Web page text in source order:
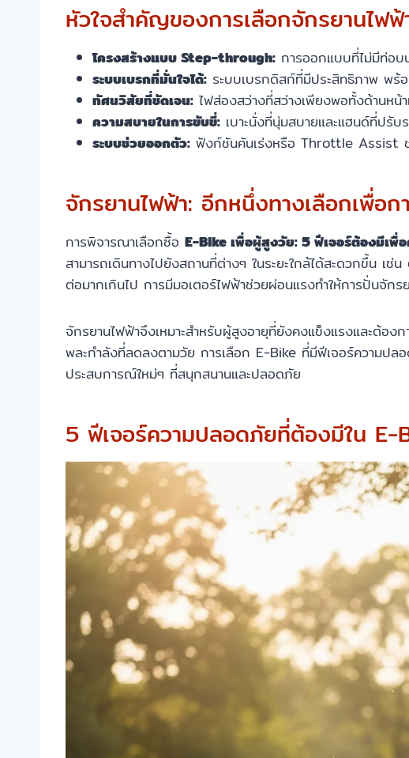
หัวใจสำคัญของการเลือกจักรยานไฟ
โครงสร้างแบบ Step-through: การออกแบบที่ไม่มีท่อบ
ระบบเบรกที่มั่นใจได้: ระบบเบรกดิสก์ที่มีประสิทธิภาพ พร้
ทัศนวิสัยที่ชัดเจน: ไฟส่องสว่างที่สว่างเพียงพอทั้งด้านห
ความสบายในการขับขี่: เบาะนั่งที่นุ่มสบายและแฮนด์ที่ปรั
ระบบช่วยออกตัว: ฟังก์ชันคันเร่งหรือ Throttle Assist
จักรยานไฟฟ้า: อีกหนึ่งทางเลือกเพื่อ
การพิจารณาเลือกซื้อ E-Bike เพื่อผู้สูงวัย: 5 ฟีเจอร์ต้องมีเพื่
สามารถเดินทางไปยังสถานที่ต่างๆ ในระยะใกล้ได้สะดวกขึ้น เ
ต่อมากเกินไป การมีมอเตอร์ไฟฟ้าช่วยผ่อนแรงทำให้การปั่นจักร
จักรยานไฟฟ้าจึงเหมาะสำหรับผู้สูงอายุที่ยังคงแข็งแรงและต้อ
พละกำลังที่ลดลงตามวัย การเลือก E-Bike ที่มีฟีเจอร์ความปล
ประสบการณ์ใหม่ๆ ที่สนุกสนานและปลอดภัย
5 ฟีเจอร์ความปลอดภัยที่ต้องมีใน